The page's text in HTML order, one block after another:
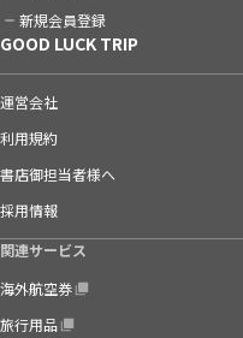
新規会員登録
GOOD LUCK TRIP
運営会社
利用規約
書店御担当者様へ
採用情報
関連サービス
海外航空券
旅行用品